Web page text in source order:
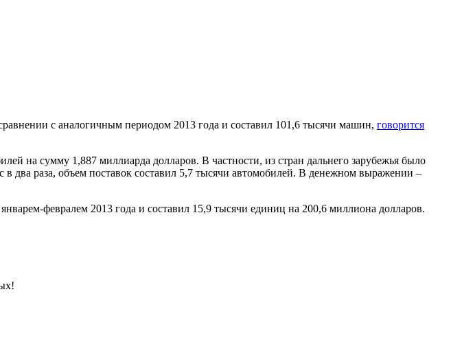
с аналогичным периодом 2013 года и составил 101,6 тысячи машин, говорится
на сумму 1,887 миллиарда долларов. В частности, из стран дальнего зарубежья было
раза, объем поставок составил 5,7 тысячи автомобилей. В денежном выражении –
февралем 2013 года и составил 15,9 тысячи единиц на 200,6 миллиона долларов.